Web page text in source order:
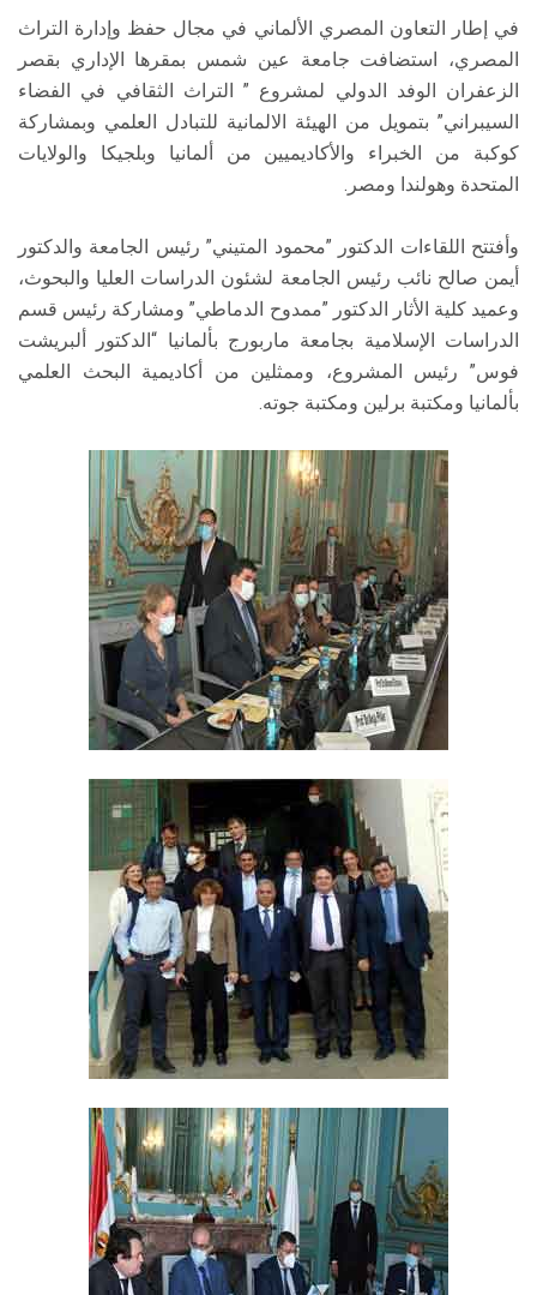
في إطار التعاون المصري الألماني في مجال حفظ وإدارة التراث
المصري، استضافت جامعة عين شمس بمقرها الإداري بقصر
الزعفران الوفد الدولي لمشروع ” التراث الثقافي في الفضاء
السيبراني” بتمويل من الهيئة الالمانية للتبادل العلمي وبمشاركة
كوكبة من الخبراء والأكاديميين من ألمانيا وبلجيكا والولايات
المتحدة وهولندا ومصر.
وأفتتح اللقاءات الدكتور ”محمود المتيني” رئيس الجامعة والدكتور
أيمن صالح نائب رئيس الجامعة لشئون الدراسات العليا والبحوث،
وعميد كلية الأثار الدكتور ”ممدوح الدماطي” ومشاركة رئيس قسم
الدراسات الإسلامية بجامعة ماربورج بألمانيا “الدكتور ألبريشت
فوس” رئيس المشروع، وممثلين من أكاديمية البحث العلمي
بألمانيا ومكتبة برلين ومكتبة جوته.